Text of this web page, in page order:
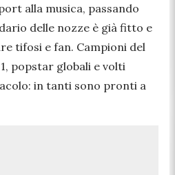
alla musica, passando
delle nozze è già fitto e
tifosi e fan. Campioni del
popstar globali e volti
in tanti sono pronti a